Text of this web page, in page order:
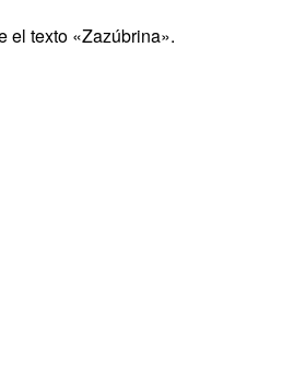
el texto «Zazúbrina».